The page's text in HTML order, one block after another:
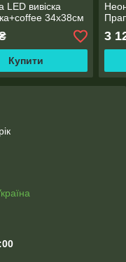
LED вивіска
34х38cм
Купити
3